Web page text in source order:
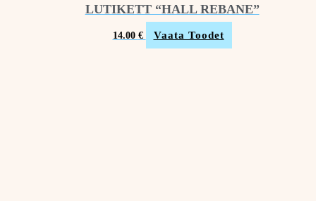
LUTIKETT “HALL REBANE”
14.00 € Vaata Toodet